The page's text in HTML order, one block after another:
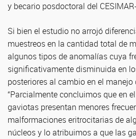
y becario posdoctoral del CESIMAR-
Si bien el estudio no arrojó
muestreos en la cantidad total de
algunos tipos de anomalías cuya
significativamente disminuida en
posteriores al cambio en el manejo
“Parcialmente concluimos que en
gaviotas presentan menores
malformaciones eritrocitarias de
núcleos y lo atribuimos a que las